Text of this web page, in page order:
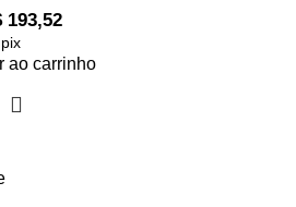
193,52
ao carrinho